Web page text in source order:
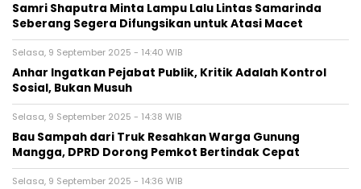
Samri Shaputra Minta Lampu Lalu Lintas Samarinda
Seberang Segera Difungsikan untuk Atasi Macet
Selasa, 9 September 2025 - 14:40 WIB
Anhar Ingatkan Pejabat Publik, Kritik Adalah Kontrol
Sosial, Bukan Musuh
Selasa, 9 September 2025 - 14:38 WIB
Bau Sampah dari Truk Resahkan Warga Gunung
Mangga, DPRD Dorong Pemkot Bertindak Cepat
Selasa, 9 September 2025 - 14:36 WIB